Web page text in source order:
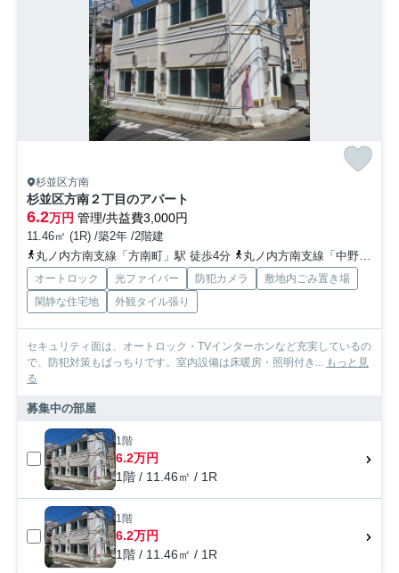
杉並区方南
杉並区方南２丁目のアパート
6.2万円 管理/共益費3,000円
11.46㎡ (1R) /築2年 /2階建
丸ノ内方南支線「方南町」駅 徒歩4分
丸ノ内方南支線「中野富士見町」駅 徒歩17分
オートロック 光ファイバー 防犯カメラ
敷地内ごみ置き場
閑静な住宅地
外観タイル張り
セキュリティ面は、オートロック・TVインターホンなど充実しているの
で、防犯対策もばっちりです。室内設備は床暖房・照明付き...
もっと見
る
募集中の部屋
1階
6.2万円
1階 / 11.46㎡ / 1R
1階
6.2万円
1階 / 11.46㎡ / 1R